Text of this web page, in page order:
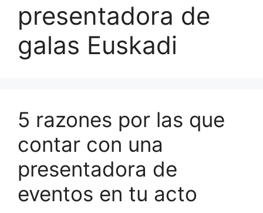
presentadora de
galas Euskadi
5 razones por las que
contar con una
presentadora de
eventos en tu acto